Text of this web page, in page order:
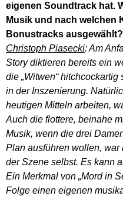
eigenen Soundtrack hat.
Musik und nach welchen
Bonustracks ausgewählt?
Christoph Piasecki:Am
Story diktieren bereits ein
die „Witwen“
in der Inszenierung.
heutigen Mitteln arbeiten,
Auch die flottere, beinahe
Musik, wenn die drei
Plan ausführen wollen,
der Szene selbst. Es kann
Ein Merkmal von „Mord in
Folge einen eigenen